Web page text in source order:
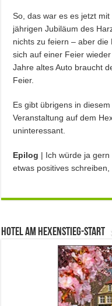
So, das war es es jetzt
jährigen Jubiläum des
nichts zu feiern – aber die
sich auf einer Feier
Jahre altes Auto braucht
Feier.
Es gibt übrigens in
Veranstaltung auf dem
uninteressant.
Epilog | Ich würde ja
etwas positives
Hotel am Hexenstieg-Start